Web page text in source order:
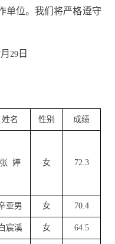
单位。我们将严格遵守
月 29 日
姓名 性别 成绩
张 婷 女 72.3
亚男 女 70.4
宸溪 女 64.5